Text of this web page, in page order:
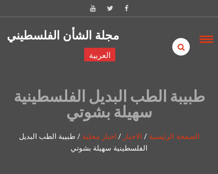
مجلة الشأن الفلسطيني
العربية
طبيبة الطب البديل الفلسطينية
سهيلة بشوتي
الصفحة الرئيسية / الاخبار / اخبار محلية / طبيبة الطب البديل
الفلسطينية سهيلة بشوتي